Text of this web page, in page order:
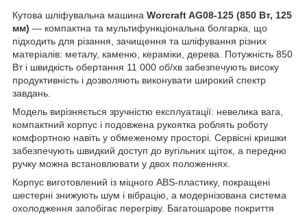
Кутова шліфувальна машина Worcraft AG08‑125 (850 Вт, 125
мм) — компактна та мультифункціональна болгарка, що
підходить для різання, зачищення та шліфування різних
матеріалів: металу, каменю, кераміки, дерева. Потужність 850
Вт і швидкість обертання 11 000 об/хв забезпечують високу
продуктивність і дозволяють виконувати широкий спектр
завдань.
Модель вирізняється зручністю експлуатації: невелика вага,
компактний корпус і подовжена рукоятка роблять роботу
комфортною навіть у обмеженому просторі. Сервісні кришки
забезпечують швидкий доступ до вугільних щіток, а передню
ручку можна встановлювати у двох положеннях.
Корпус виготовлений із міцного ABS‑пластику, покращені
шестерні знижують шум і вібрацію, а модернізована система
охолодження запобігає перегріву. Багатошарове покриття